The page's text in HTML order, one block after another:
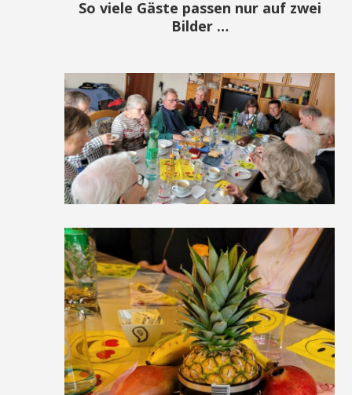
So viele Gäste passen nur auf zwei
Bilder …